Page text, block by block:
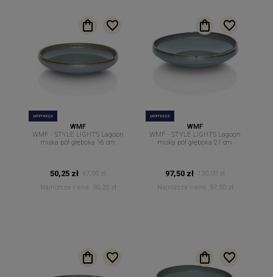
promocja
WMF
WMF - STYLE LIGHTS Lagoon
miska pół głęboka 16 cm.
50,25 zł 67,00 zł
Najniższa cena:
50,25 zł
promocja
WMF
WMF - STYLE LIGHTS Lagoon
miska pół głęboka 21 cm.
97,50 zł
130,00 zł
Najniższa cena:
97,50 zł